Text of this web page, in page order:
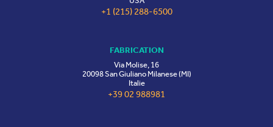
+1 (215) 288-6500
FABRICATION
Via Molise, 16
20098 San Giuliano Milanese (MI)
Italie
+39 02 988981